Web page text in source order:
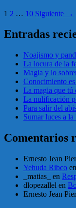
1 2 … 10 Siguiente →
Entradas
Noajismo y
La locura de la
Magia y lo
Conocimiento
La magia que tú
La nulificación
Para salir del
Sumar luces a la
Comentarios
Ernesto Jean
Yehuda Ribco en
_matias_
en
dlopezallel en
Ernesto Jean